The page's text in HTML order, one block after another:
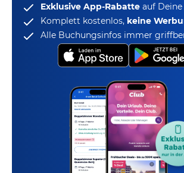
Exklusive App-Rabatte auf
Komplett kostenlos, keine
Alle Buchungsinfos immer